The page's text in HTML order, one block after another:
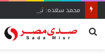
محمد سعده: تيسيرات وزير
بحث